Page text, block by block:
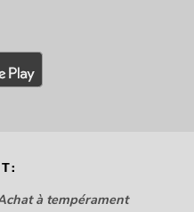
à tempérament